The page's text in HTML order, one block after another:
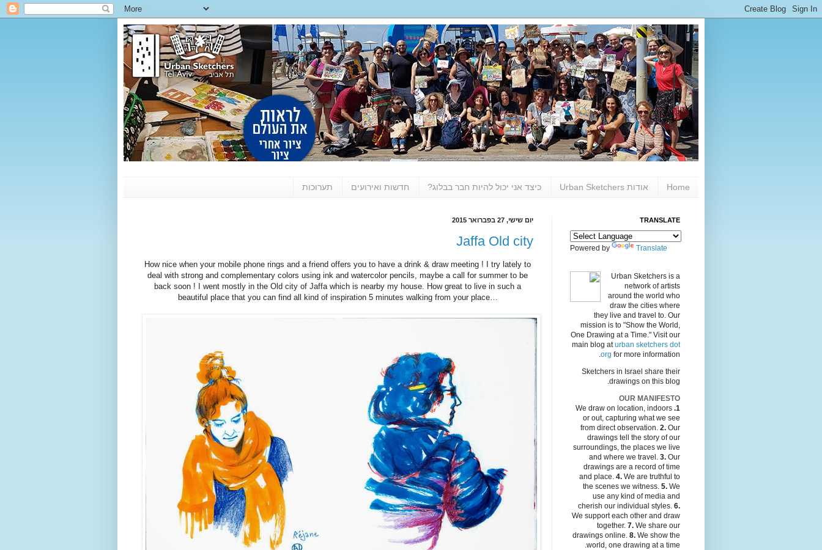
Home אודות Urban Sketchers כיצד אני יכול להיות חבר בבלוג? חדשות ואירועים תערוכות
יום שישי, 27 בפברואר 2015
Jaffa Old city
How nice when your mobile phone rings and a friend offers you to have a drink & draw meeting ! I try lately to
deal with strong and complementary colors using ink and watercolor pencils, maybe a call for summer to be
back soon ! I went mostly in the Old city of Jaffa which is nearby my house. How great to live in such a
beautiful place that you can find all kind of inspiration 5 minutes walking from your place…
TRANSLATE
Powered by Translate
Urban Sketchers is a
network of artists
around the world who
draw the cities where
they live and travel to. Our
mission is to "Show the World,
One Drawing at a Time." Visit our
main blog aturban sketchers dot
org for more information.
Sketchers in Israel share their
drawings on this blog.
OUR MANIFESTO
1.
We draw on location, indoors
or out, capturing what we see
from direct observation. 2. Our
drawings tell the story of our
surroundings, the places we live
and where we travel. 3. Our
drawings are a record of time
and place. 4. We are truthful to
the scenes we witness. 5. We
use any kind of media and
cherish our individual styles. 6.
We support each other and draw
together. 7. We share our
drawings online. 8. We show the
world, one drawing at a time.